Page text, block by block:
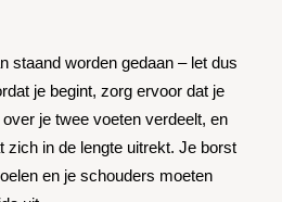
staand worden gedaan – let dus
je begint, zorg ervoor dat je
je twee voeten verdeelt, en
zich in de lengte uitrekt. Je borst
en je schouders moeten